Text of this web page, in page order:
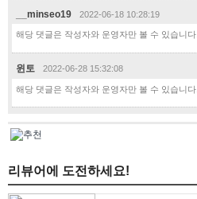
__minseo19 2022-06-18 10:28:19
해당 댓글은 작성자와 운영자만 볼 수 있습니다.
윈토 2022-06-28 15:32:08
해당 댓글은 작성자와 운영자만 볼 수 있습니다.
리뷰어에 도전하세요!